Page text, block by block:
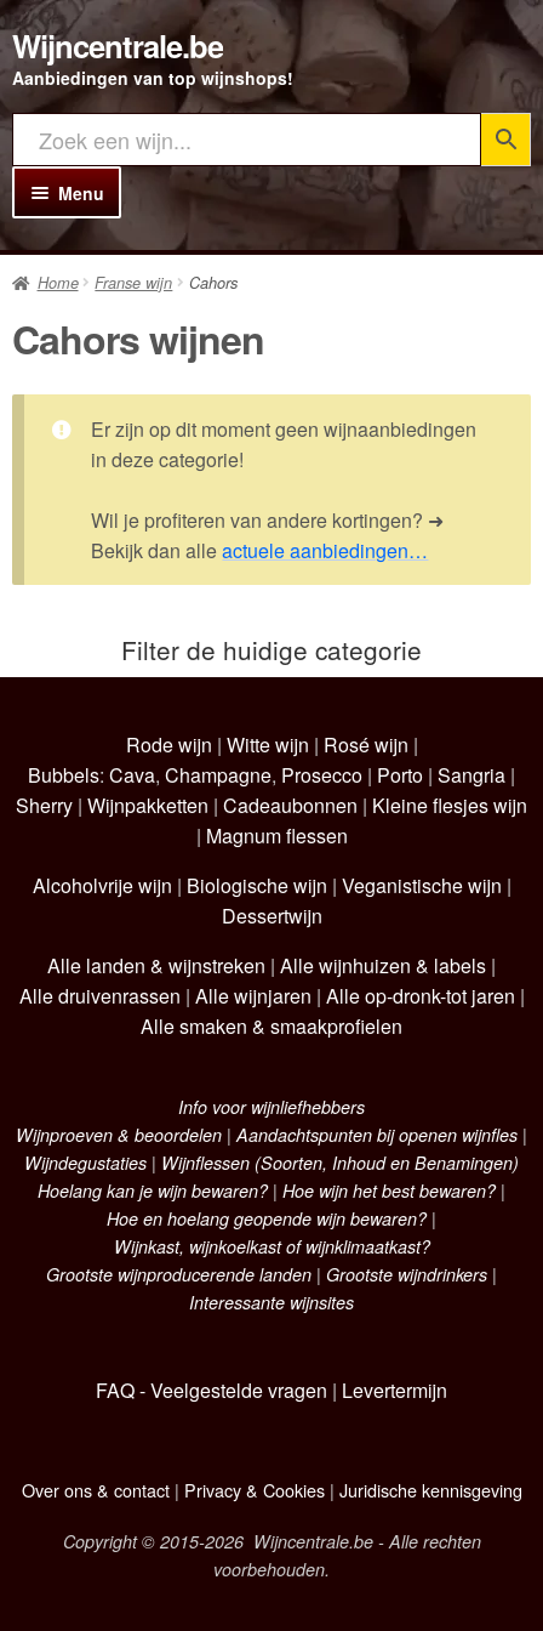
Ga
door
naar
navigatie
Ga
direct
naar
inhoud
Wijncentrale.be
Aanbiedingen van top wijnshops!
Menu
Home
Alle Wijnen
Rode wijn
Witte wijn
Rosé wijn
Porto
Wijnpakketten
Kleine flesjes
Cadeaubonnen
Home Franse wijn Cahors
Cahors wijnen
Er zijn op dit moment geen wijnaanbiedingen
in deze categorie!
Wil je profiteren van andere kortingen? ➜
Bekijk dan alleactuele aanbiedingen…
Filter de huidige categorie
Rode wijn | Witte wijn | Rosé wijn |
Bubbels: Cava, Champagne, Prosecco | Porto | Sangria |
Sherry | Wijnpakketten | Cadeaubonnen | Kleine flesjes wijn
| Magnum flessen
Alcoholvrije wijn | Biologische wijn | Veganistische wijn |
Dessertwijn
Alle landen & wijnstreken | Alle wijnhuizen & labels |
Alle druivenrassen | Alle wijnjaren | Alle op-dronk-tot jaren |
Alle smaken & smaakprofielen
Info voor wijnliefhebbers
Wijnproeven & beoordelen |Aandachtspunten bij openen wijnfles |
Wijndegustaties | Wijnflessen (Soorten, Inhoud en Benamingen)
Hoelang kan je wijn bewaren?| Hoe wijn het best bewaren?|
Hoe en hoelang geopende wijn bewaren?|
Wijnkast, wijnkoelkast of wijnklimaatkast?
Grootste wijnproducerende landen | Grootste wijndrinkers |
Interessante wijnsites
FAQ - Veelgestelde vragen | Levertermijn
Over ons & contact| Privacy & Cookies| Juridische kennisgeving
Copyright © 2015-2026 Wijncentrale.be - Alle rechten
voorbehouden.